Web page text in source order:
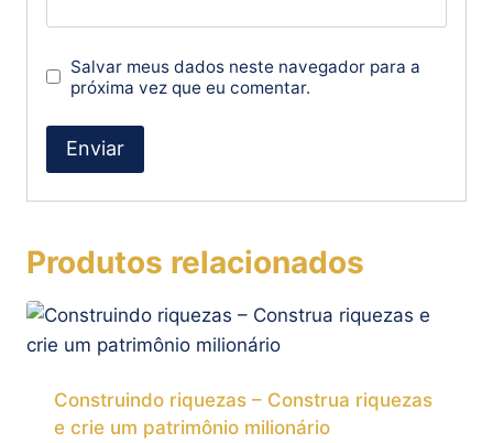
Salvar meus dados neste navegador para a
próxima vez que eu comentar.
Produtos relacionados
Construindo riquezas – Construa riquezas
e crie um patrimônio milionário